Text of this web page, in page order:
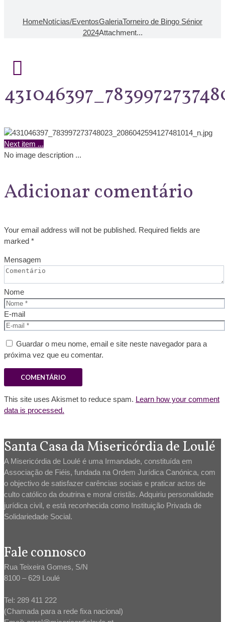
HomeNotícias/EventosGaleriaTorneiro de Bingo Sénior
2024Attachment...
Next item ...
No image description ...
Adicionar comentário
Your email address will not be published. Required fields are
marked *
Mensagem
Nome
E-mail
Guardar o meu nome, email e site neste navegador para a
próxima vez que eu comentar.
This site uses Akismet to reduce spam. Learn how your comment
data is processed.
Santa Casa da Misericórdia de Loulé
A Misericórdia de Loulé é uma Irmandade, constituída em
Associação de Fiéis, fundada na Ordem Jurídica Canónica, com
o objectivo de satisfazer carências sociais e praticar actos de
culto católico da doutrina e moral cristãs. Adquiriu personalidade
jurídica civil, e está reconhecida como Instituição Privada de
Solidariedade Social.
Fale connosco
Rua Teixeira Gomes, S/N
8100 – 629 Loulé
Tel: 289 411 222
(Chamada para a rede fixa nacional)